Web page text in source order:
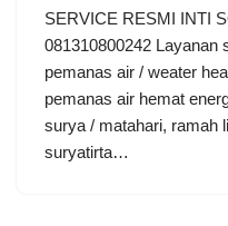
SERVICE RESMI INTI
081310800242 Layanan
pemanas air / weater
pemanas air hemat
surya / matahari, ramah
suryatirta…